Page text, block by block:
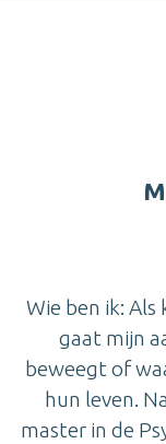
Wie ben ik:
gaat mijn
beweegt of
hun leven.
master in de